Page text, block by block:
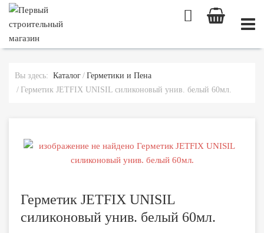
Вы здесь: Каталог
Герметики и Пена
Герметик JETFIX UNISIL силиконовый унив. белый 60мл.
Герметик JETFIX UNISIL
силиконовый унив. белый 60мл.